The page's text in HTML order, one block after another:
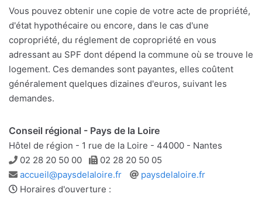
Vous pouvez obtenir une copie de votre acte de propriété,
d'état hypothécaire ou encore, dans le cas d'une
copropriété, du réglement de copropriété en vous
adressant au SPF dont dépend la commune où se trouve le
logement. Ces demandes sont payantes, elles coûtent
généralement quelques dizaines d'euros, suivant les
demandes.
Conseil régional - Pays de la Loire
Hôtel de région - 1 rue de la Loire - 44000 - Nantes
Téléphone
02 28 20 50 00 Télécopie
02 28 20 50 05
Adresse
e-
accueil@paysdelaloire.fr
Site
paysdelaloire.fr
Horaires d'ouverture :